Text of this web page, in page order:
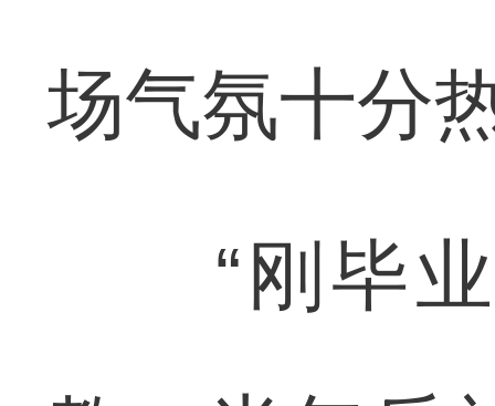
场气氛十分
“刚毕业